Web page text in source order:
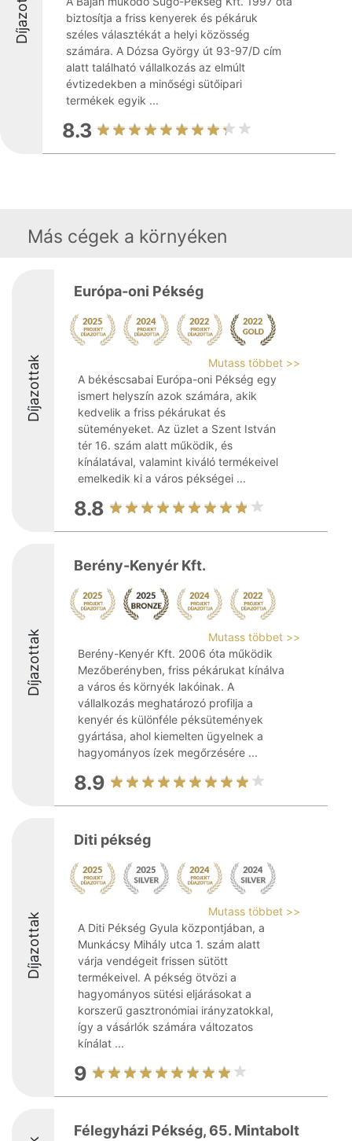
biztosítja a friss kenyerek és pékáruk
széles választékát a helyi közösség
számára. A Dózsa György út 93-97/D cím
alatt található vállalkozás az elmúlt
évtizedekben a minőségi sütőipari
termékek egyik ...
8.3
Más cégek a környéken
Díjazottak
Európa-oni Pékség
Mutass többet >>
A békéscsabai Európa-oni Pékség egy
ismert helyszín azok számára, akik
kedvelik a friss pékárukat és
süteményeket. Az üzlet a Szent István
tér 16. szám alatt működik, és
kínálatával, valamint kiváló termékeivel
emelkedik ki a város pékségei ...
8.8
Díjazottak
Berény-Kenyér Kft.
Mutass többet >>
Berény-Kenyér Kft. 2006 óta működik
Mezőberényben, friss pékárukat kínálva
a város és környék lakóinak. A
vállalkozás meghatározó profilja a
kenyér és különféle péksütemények
gyártása, ahol kiemelten ügyelnek a
hagyományos ízek megőrzésére ...
8.9
Díjazottak
Diti pékség
Mutass többet >>
A Diti Pékség Gyula központjában, a
Munkácsy Mihály utca 1. szám alatt
várja vendégeit frissen sütött
termékeivel. A pékség ötvözi a
hagyományos sütési eljárásokat a
korszerű gasztronómiai irányzatokkal,
így a vásárlók számára változatos
kínálat ...
9
Félegyházi Pékség, 65. Mintabolt